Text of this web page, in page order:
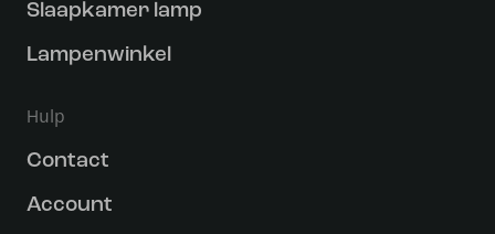
Slaapkamer lamp
Lampenwinkel
Hulp
Contact
Account